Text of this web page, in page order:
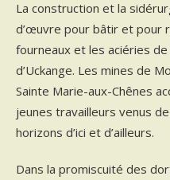
La construction et la
d’œuvre pour bâtir et pour
fourneaux et les aciéries de
d’Uckange. Les mines de
Sainte Marie-aux-Chênes
jeunes travailleurs venus
horizons d’ici et d’ailleurs.
Dans la promiscuité des